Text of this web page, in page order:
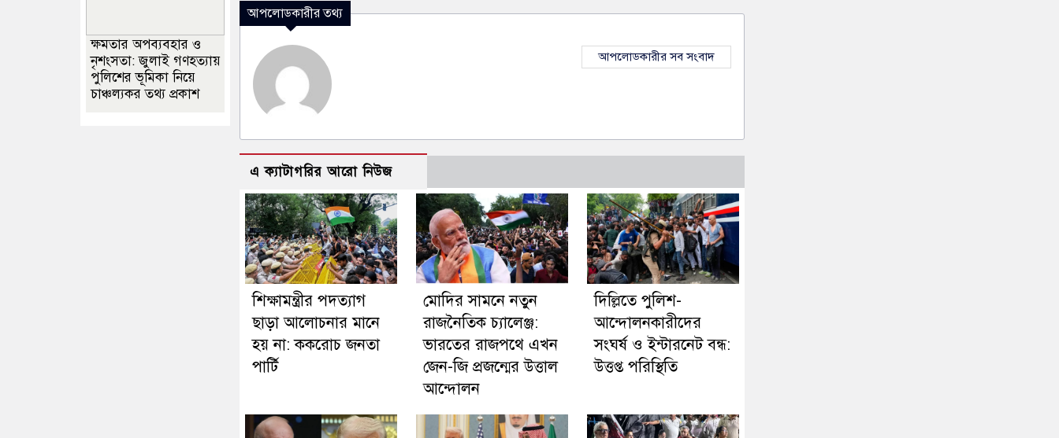
আপলোডকারীর তথ্য
আপলোডকারীর সব সংবাদ
এ ক্যাটাগরির আরো নিউজ
শিক্ষামন্ত্রীর পদত্যাগ
ছাড়া আলোচনার মানে
হয় না: ককরোচ জনতা
পার্টি
মোদির সামনে নতুন
রাজনৈতিক চ্যালেঞ্জ:
ভারতের রাজপথে এখন
জেন-জি প্রজন্মের উত্তাল
আন্দোলন
দিল্লিতে পুলিশ-
আন্দোলনকারীদের
সংঘর্ষ ও ইন্টারনেট বন্ধ:
উত্তপ্ত পরিস্থিতি
ক্ষমতার অপব্যবহার ও
নৃশংসতা: জুলাই গণহত্যায়
পুলিশের ভূমিকা নিয়ে
চাঞ্চল্যকর তথ্য প্রকাশ